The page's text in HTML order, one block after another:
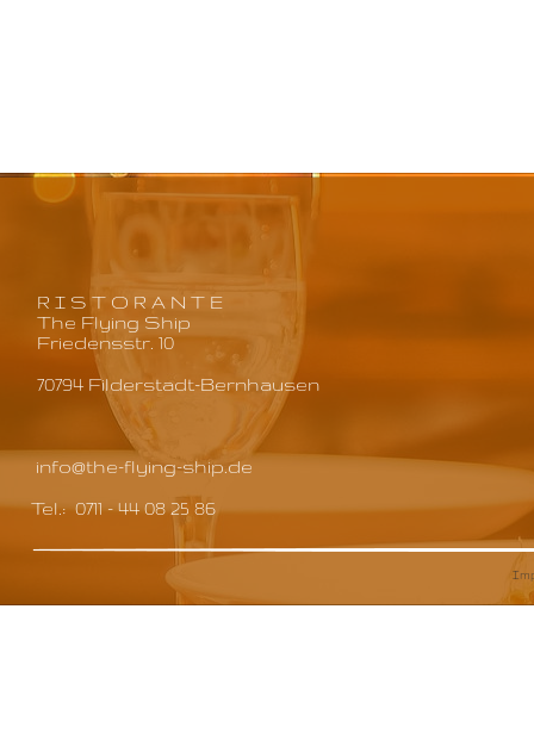
Tel.:  0711 - 44 08 25 86
info@the-flying-ship.de
R I S T O R A N T E
The Flying Ship
Friedensstr. 10
70794 Filderstadt-Bernhausen